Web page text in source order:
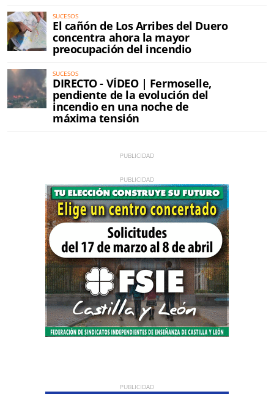
SUCESOS
El cañón de Los Arribes del Duero
concentra ahora la mayor
preocupación del incendio
SUCESOS
DIRECTO - VÍDEO | Fermoselle,
pendiente de la evolución del
incendio en una noche de
máxima tensión